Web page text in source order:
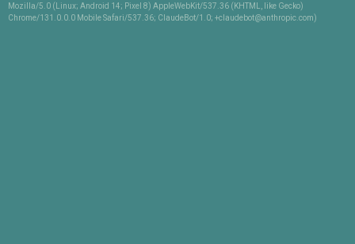
Mozilla/5.0 (Linux; Android 14; Pixel 8) AppleWebKit/537.36 (KHTML, like Gecko)
Chrome/131.0.0.0 Mobile Safari/537.36; ClaudeBot/1.0; +claudebot@anthropic.com)